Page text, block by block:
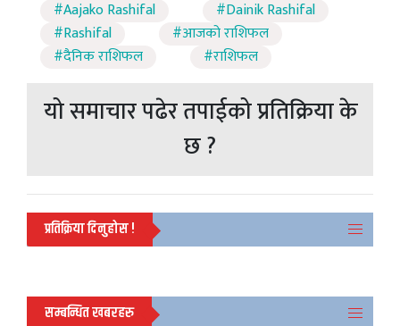
#Aajako Rashifal
#Dainik Rashifal
#Rashifal
#आजको राशिफल
#दैनिक राशिफल
#राशिफल
यो समाचार पढेर तपाईको प्रतिक्रिया के
छ ?
प्रतिक्रिया दिनुहोस !
सम्बन्धित खबरहरु